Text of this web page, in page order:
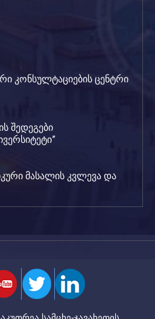
კონსულტაციების ცენტრი
შედეგები
მასალის კვლევა და